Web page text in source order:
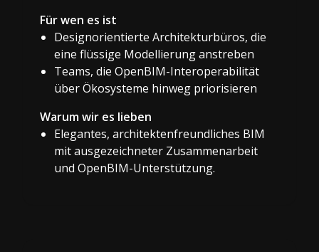
Für wen es ist
Designorientierte Architekturbüros, die
eine flüssige Modellierung anstreben
Teams, die OpenBIM-Interoperabilität
über Ökosysteme hinweg priorisieren
Warum wir es lieben
Elegantes, architektenfreundliches BIM
mit ausgezeichneter Zusammenarbeit
und OpenBIM-Unterstützung.